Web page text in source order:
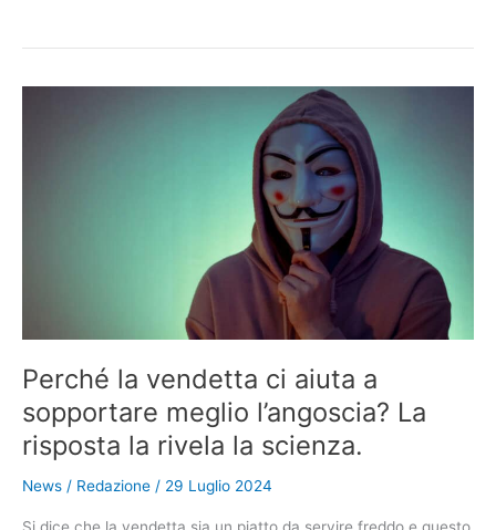
Perché la vendetta ci aiuta a
sopportare meglio l’angoscia? La
risposta la rivela la scienza.
News / Redazione / 29 Luglio 2024